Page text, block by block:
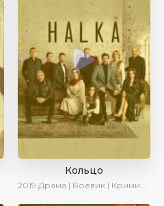
Кольцо
2019 Драма | Боевик | Криминал